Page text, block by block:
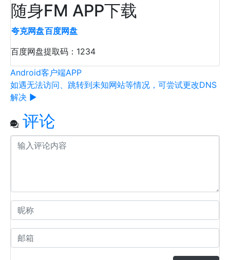
随身FM APP下载
夸克网盘百度网盘
百度网盘提取码：1234
Android客户端APP
如遇无法访问、跳转到未知网站等情况，可尝试更改DNS
解决 ▶
评论